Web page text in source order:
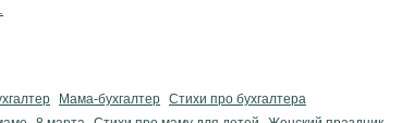
Мама-бухгалтер Стихи про бухгалтера